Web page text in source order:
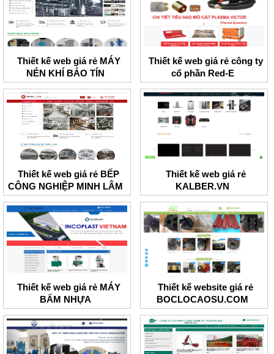
Thiết kế web giá rẻ MÁY
NÉN KHÍ BẢO TÍN
Thiết kế web giá rẻ công ty
cổ phần Red-E
Thiết kế web giá rẻ BẾP
CÔNG NGHIỆP MINH LÂM
Thiết kế web giá rẻ
KALBER.VN
Thiết kế web giá rẻ MÁY
BẤM NHỰA
Thiết kế website giá rẻ
BOCLOCAOSU.COM